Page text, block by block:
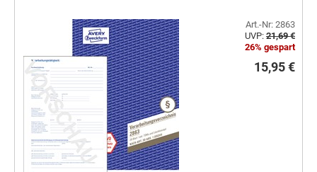
Art.-Nr: 2863
UVP: 21,69 €
26% gespart
15,95 €